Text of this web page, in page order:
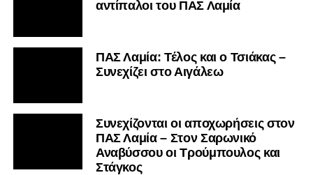
αντίπαλοι του ΠΑΣ Λαμία
ΠΑΣ Λαμία: Τέλος και ο Τσιάκας –
Συνεχίζει στο Αιγάλεω
Συνεχίζονται οι αποχωρήσεις στον
ΠΑΣ Λαμία – Στον Σαρωνικό
Αναβύσσου οι Τρούμπουλος και
Στάγκος